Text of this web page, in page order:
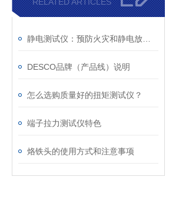
DESCO品牌（产品线）说明
怎么选购质量好的扭矩测试仪？
端子拉力测试仪特色
烙铁头的使用方式和注意事项